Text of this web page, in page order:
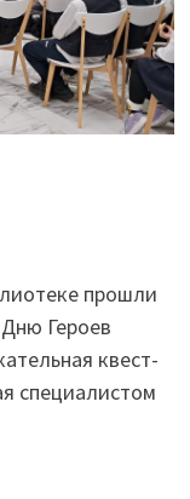
прошли
Героев
квест-
специалистом